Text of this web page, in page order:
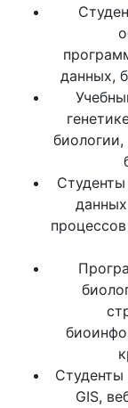
данных,
Студенты
GIS,